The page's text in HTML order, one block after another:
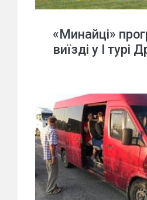
«Минайці»
виїзді у І турі